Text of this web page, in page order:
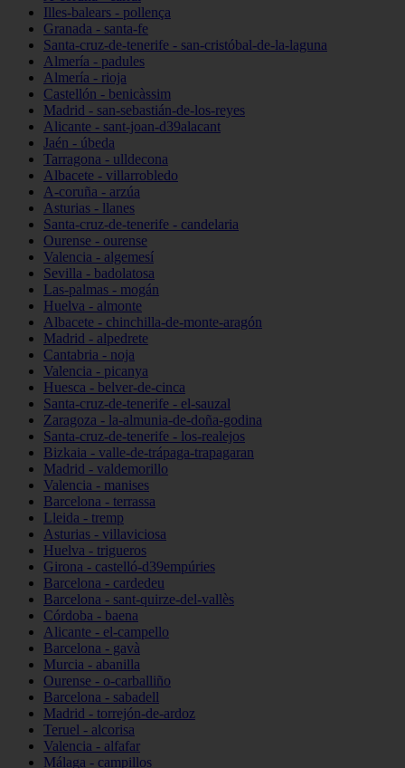
Illes-balears - pollença
Granada - santa-fe
Santa-cruz-de-tenerife - san-cristóbal-de-la-laguna
Almería - padules
Almería - rioja
Castellón - benicàssim
Madrid - san-sebastián-de-los-reyes
Alicante - sant-joan-d39alacant
Jaén - úbeda
Tarragona - ulldecona
Albacete - villarrobledo
A-coruña - arzúa
Asturias - llanes
Santa-cruz-de-tenerife - candelaria
Ourense - ourense
Valencia - algemesí
Sevilla - badolatosa
Las-palmas - mogán
Huelva - almonte
Albacete - chinchilla-de-monte-aragón
Madrid - alpedrete
Cantabria - noja
Valencia - picanya
Huesca - belver-de-cinca
Santa-cruz-de-tenerife - el-sauzal
Zaragoza - la-almunia-de-doña-godina
Santa-cruz-de-tenerife - los-realejos
Bizkaia - valle-de-trápaga-trapagaran
Madrid - valdemorillo
Valencia - manises
Barcelona - terrassa
Lleida - tremp
Asturias - villaviciosa
Huelva - trigueros
Girona - castelló-d39empúries
Barcelona - cardedeu
Barcelona - sant-quirze-del-vallès
Córdoba - baena
Alicante - el-campello
Barcelona - gavà
Murcia - abanilla
Ourense - o-carballiño
Barcelona - sabadell
Madrid - torrejón-de-ardoz
Teruel - alcorisa
Valencia - alfafar
Málaga - campillos